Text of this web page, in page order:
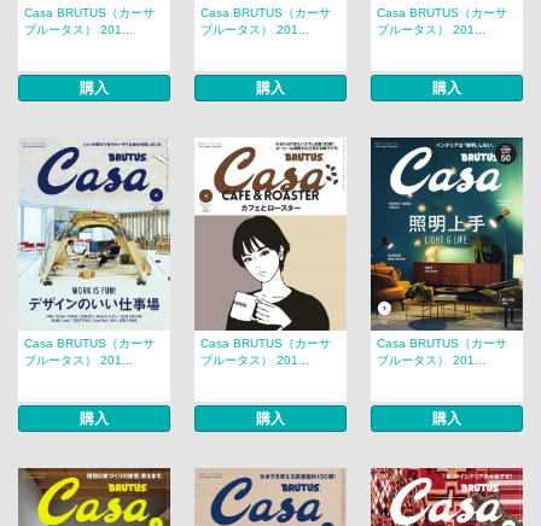
Casa BRUTUS（カーサ
ブルータス） 201...
購入
Casa BRUTUS（カーサ
ブルータス） 201...
購入
Casa BRUTUS（カーサ
ブルータス） 201...
購入
Casa BRUTUS（カーサ
ブルータス） 201...
購入
Casa BRUTUS（カーサ
ブルータス） 201...
購入
Casa BRUTUS（カーサ
ブルータス） 201...
購入